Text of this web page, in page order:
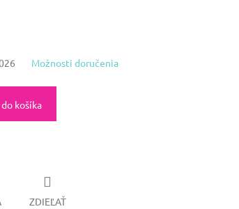
Možnosti doručenia
košíka
ZDIEĽAŤ